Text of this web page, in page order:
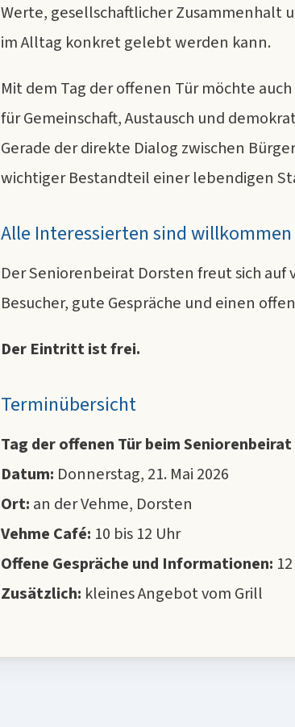
Werte, gesellschaftlicher Zusammenhalt
im Alltag konkret gelebt werden kann.
Mit dem Tag der offenen Tür möchte
für Gemeinschaft, Austausch und
Gerade der direkte Dialog zwischen
wichtiger Bestandteil einer lebendigen
Alle Interessierten sind willkommen
Der Seniorenbeirat Dorsten freut sich auf
Besucher, gute Gespräche und einen
Der Eintritt ist frei.
Terminübersicht
Tag der offenen Tür beim
Datum: Donnerstag, 21. Mai 2026
Ort: an der Vehme, Dorsten
Vehme Café: 10 bis 12 Uhr
Offene Gespräche und Informationen:
Zusätzlich: kleines Angebot vom Grill